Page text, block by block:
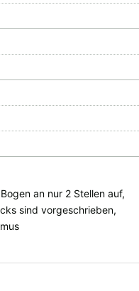
an nur 2 Stellen auf,
sind vorgeschrieben,